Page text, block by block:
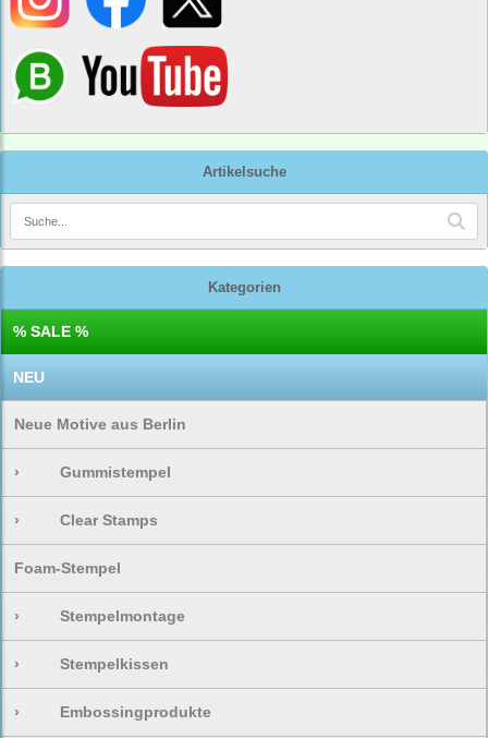
Artikelsuche
Kategorien
% SALE %
NEU
Neue Motive aus Berlin
› Gummistempel
› Clear Stamps
Foam-Stempel
› Stempelmontage
› Stempelkissen
› Embossingprodukte